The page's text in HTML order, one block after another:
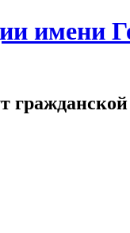
имени